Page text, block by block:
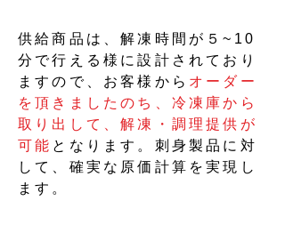
供給商品は、解凍時間が５~10
分で行える様に設計されており
ますので、お客様から オーダー
を頂きましたのち、冷凍庫から
取り出して、解凍・調理提供が
可能 となります。刺身製品に対
して、確実な原価計算を実現し
ます。